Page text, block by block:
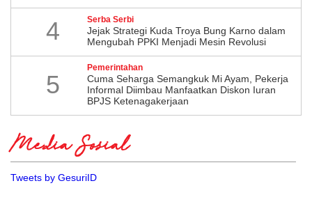
4 Serba Serbi
Jejak Strategi Kuda Troya Bung Karno dalam
Mengubah PPKI Menjadi Mesin Revolusi
5
Pemerintahan
Cuma Seharga Semangkuk Mi Ayam, Pekerja
Informal Diimbau Manfaatkan Diskon Iuran
BPJS Ketenagakerjaan
Media Sosial
Tweets by GesuriID